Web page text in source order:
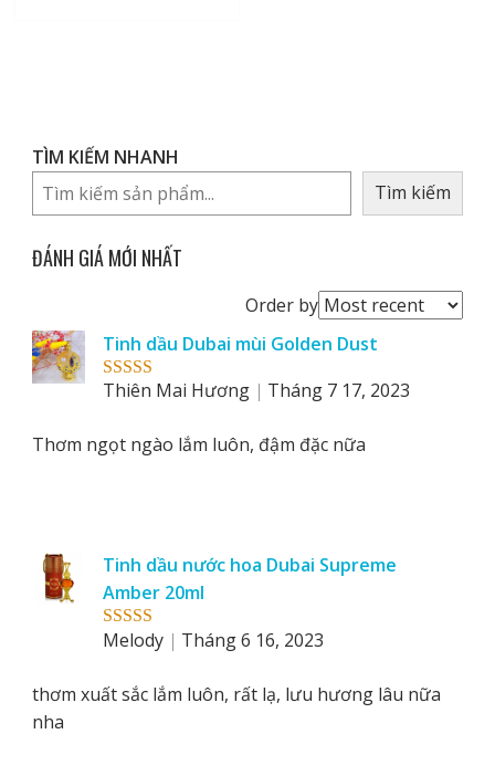
TÌM KIẾM NHANH
Tìm kiếm
ĐÁNH GIÁ MỚI NHẤT
Order byOrder
by
Rated5 out
Tinh dầu Dubai mùi Golden Dust
Thiên Mai Hương
Tháng 7 17, 2023
Thơm ngọt ngào lắm luôn, đậm đặc nữa
Rated5out
Tinh dầu nước hoa Dubai Supreme
Amber 20ml
Melody
Tháng 6 16, 2023
thơm xuất sắc lắm luôn, rất lạ, lưu hương lâu nữa
nha